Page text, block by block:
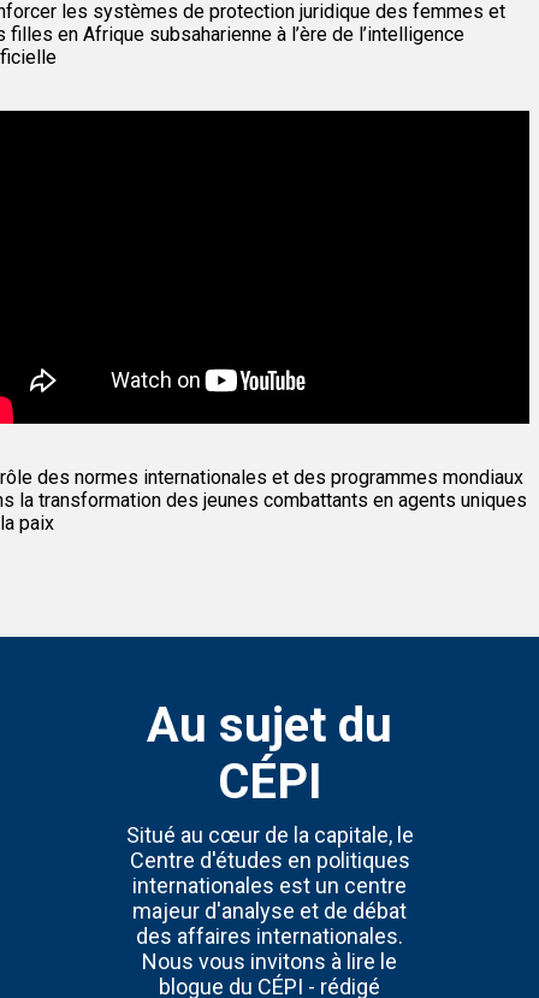
les systèmes de protection juridique des femmes et
filles en Afrique subsaharienne à l’ère de l’intelligence
des normes internationales et des programmes mondiaux
la transformation des jeunes combattants en agents uniques
paix
Au sujet du
CÉPI
Situé au cœur de la capitale, le
Centre d'études en politiques
internationales est un centre
majeur d'analyse et de débat
des affaires internationales.
Nous vous invitons à lire le
blogue du CÉPI - rédigé